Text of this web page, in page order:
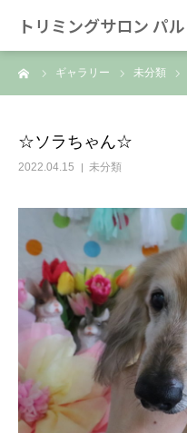
トリミングサロン パ
ギャラリー 未分類
☆ソラちゃん☆
2022.04.15 未分類
HOME
スタッフ
SNS/リンク